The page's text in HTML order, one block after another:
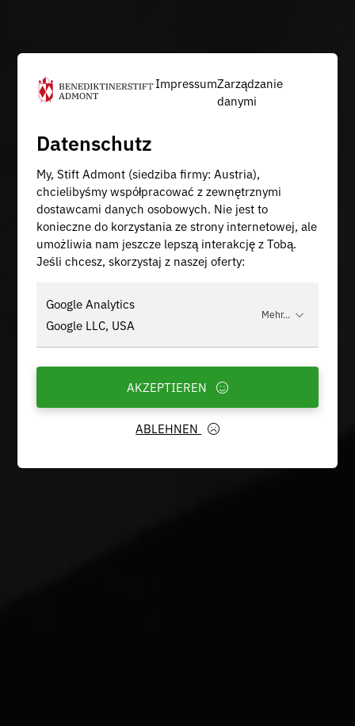
ImpressumZarządzanie
danymi
Datenschutz
My, Stift Admont (siedziba firmy: Austria),
chcielibyśmy współpracować z zewnętrznymi
dostawcami danych osobowych. Nie jest to
konieczne do korzystania ze strony internetowej, ale
umożliwia nam jeszcze lepszą interakcję z Tobą.
Jeśli chcesz, skorzystaj z naszej oferty:
Google Analytics
Google LLC, USA
Mehr...
ABLEHNEN
AKZEPTIEREN